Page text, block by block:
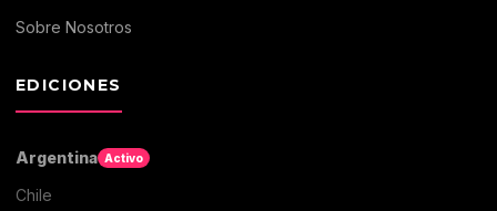
Sobre Nosotros
EDICIONES
Argentina Activo
Chile